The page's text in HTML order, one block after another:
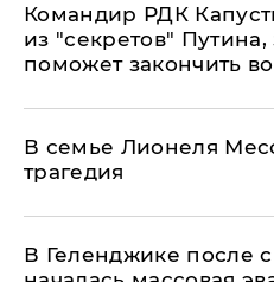
Командир РДК
из "секретов"
поможет закончить
В семье Лионеля
трагедия
В Геленджике после